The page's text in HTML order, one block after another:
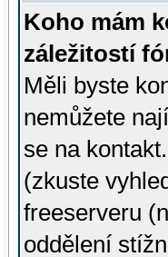
Koho mám
záležitostí
Měli byste
nemůžete
se na
(zkuste
freeserveru
oddělení